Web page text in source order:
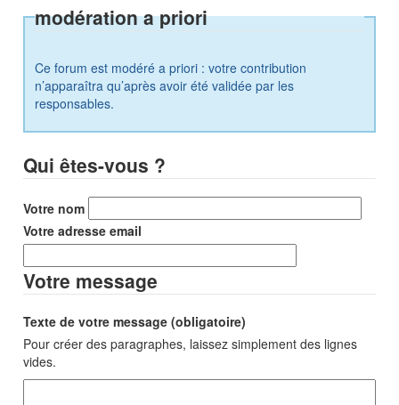
modération a priori
Ce forum est modéré a priori : votre contribution
n’apparaîtra qu’après avoir été validée par les
responsables.
Qui êtes-vous ?
Votre nom
Votre adresse email
Votre message
Texte de votre message (obligatoire)
Pour créer des paragraphes, laissez simplement des lignes
vides.